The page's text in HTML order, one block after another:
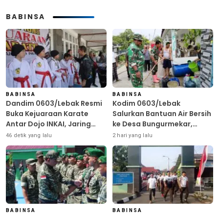
BABINSA
BABINSA
Dandim 0603/Lebak Resmi
Buka Kejuaraan Karate
Antar Dojo INKAI, Jaring
Bibit Atlet Unggul Sambut
HUT ke-81 RI
46 detik yang lalu
BABINSA
Kodim 0603/Lebak
Salurkan Bantuan Air Bersih
ke Desa Bungurmekar,
Ringankan Beban Warga
Terdampak Kemarau
2 hari yang lalu
BABINSA BABINSA